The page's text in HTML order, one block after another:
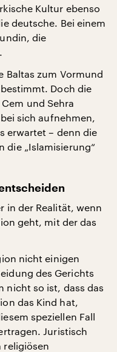
Kultur ebenso
deutsche. Bei einem
die
Baltas zum Vormund
Doch die
und Sehra
sich aufnehmen,
erwartet – denn die
die „Islamisierung“
in der Realität, wenn
geht, mit der das
nicht einigen
des Gerichts
nicht so ist, dass das
das Kind hat,
speziellen Fall
Juristisch
religiösen